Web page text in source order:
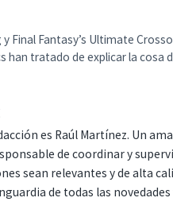
Final Fantasy’s Ultimate
han tratado de explicar la cosa
es Raúl Martínez. Un
de coordinar y
sean relevantes y de alta
de todas las